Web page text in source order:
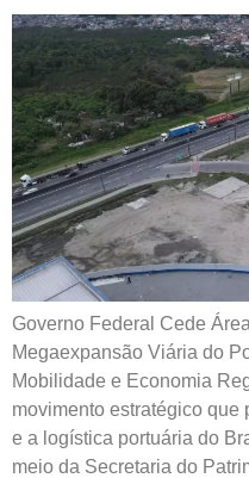
Governo Federal Cede
Megaexpansão Viária do
Mobilidade e Economia
movimento estratégico que
e a logística portuária do
meio da Secretaria do